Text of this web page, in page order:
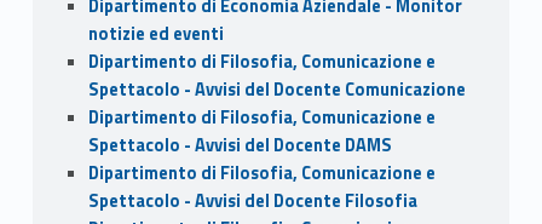
Dipartimento di Economia Aziendale - Monitor
notizie ed eventi
Dipartimento di Filosofia, Comunicazione e
Spettacolo - Avvisi del Docente Comunicazione
Dipartimento di Filosofia, Comunicazione e
Spettacolo - Avvisi del Docente DAMS
Dipartimento di Filosofia, Comunicazione e
Spettacolo - Avvisi del Docente Filosofia